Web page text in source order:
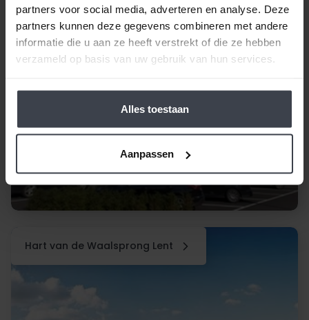
partners voor social media, adverteren en analyse. Deze
partners kunnen deze gegevens combineren met andere
informatie die u aan ze heeft verstrekt of die ze hebben
verzameld op basis van uw gebruik van hun services.
Alles toestaan
Aanpassen
Hart van de Waalsprong Lent